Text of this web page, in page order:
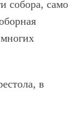
собора, само
в